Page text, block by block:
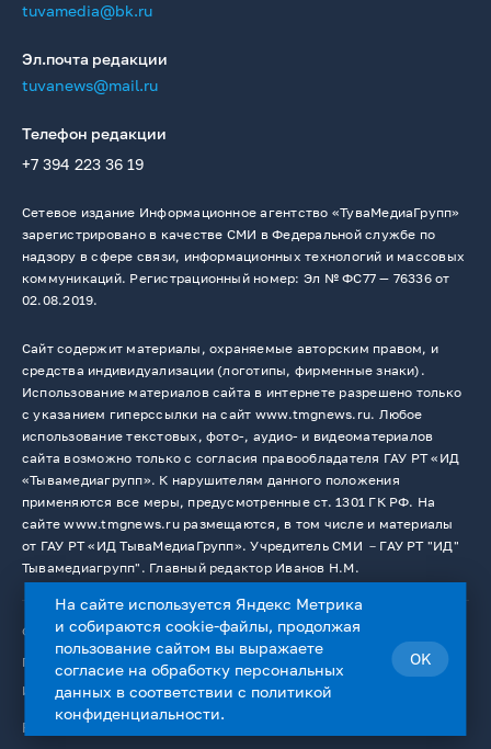
tuvamedia@bk.ru
Эл.почта редакции
tuvanews@mail.ru
Телефон редакции
+7 394 223 36 19
Сетевое издание Информационное агентство «ТуваМедиаГрупп»
зарегистрировано в качестве СМИ в Федеральной службе по
надзору в сфере связи, информационных технологий и массовых
коммуникаций. Регистрационный номер: Эл № ФС77 — 76336 от
02.08.2019.
Сайт содержит материалы, охраняемые авторским правом, и
средства индивидуализации (логотипы, фирменные знаки).
Использование материалов сайта в интернете разрешено только
с указанием гиперссылки на сайт www.tmgnews.ru. Любое
использование текстовых, фото-, аудио- и видеоматериалов
сайта возможно только с согласия правообладателя ГАУ РТ «ИД
«Тывамедиагрупп». К нарушителям данного положения
применяются все меры, предусмотренные ст. 1301 ГК РФ. На
сайте www.tmgnews.ru размещаются, в том числе и материалы
от ГАУ РТ «ИД ТываМедиаГрупп». Учредитель СМИ －ГАУ РТ "ИД"
Тывамедиагрупп". Главный редактор Иванов Н.М.
© 2026. Все права защищены.
12+
Пользовательское соглашение
Использование cookie-файлов
Работает на
На сайте используется Яндекс Метрика
и собираются cookie-файлы, продолжая
пользование сайтом вы выражаете
согласие наобработку персональных
данных в соответствии с политикой
конфиденциальности.
OK